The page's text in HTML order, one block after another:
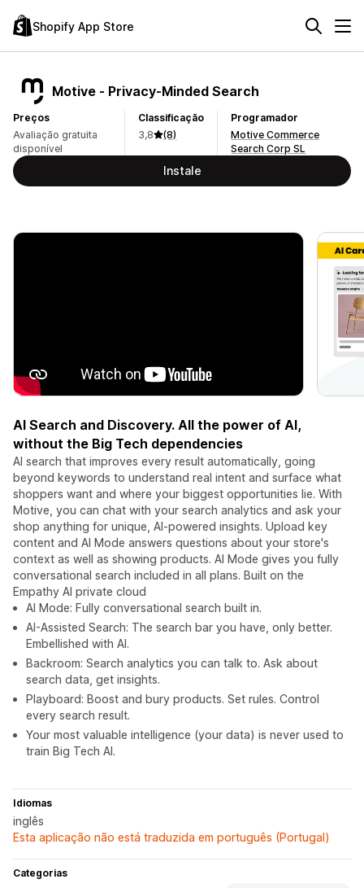
Shopify App Store
Motive ‑ Privacy‑Minded Search
Preços
Avaliação gratuita
disponível
Classificação
3,8
(8)
Programador
Motive Commerce
Search Corp SL
Instale
AI Search and Discovery. All the power of AI,
without the Big Tech dependencies
AI search that improves every result automatically, going
beyond keywords to understand real intent and surface what
shoppers want and where your biggest opportunities lie. With
Motive, you can chat with your search analytics and ask your
shop anything for unique, AI-powered insights. Upload key
content and AI Mode answers questions about your store's
context as well as showing products. AI Mode gives you fully
conversational search included in all plans. Built on the
Empathy AI private cloud
AI Mode: Fully conversational search built in.
AI-Assisted Search: The search bar you have, only better.
Embellished with AI.
Backroom: Search analytics you can talk to. Ask about
search data, get insights.
Playboard: Boost and bury products. Set rules. Control
every search result.
Your most valuable intelligence (your data) is never used to
train Big Tech AI.
Idiomas
inglês
Esta aplicação não está traduzida em português (Portugal)
Categorias